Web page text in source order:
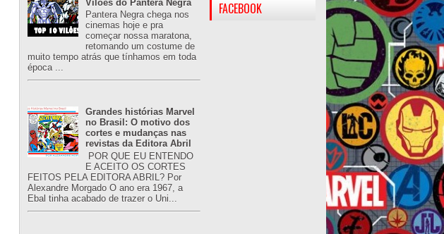
Vilões do Pantera Negra
Pantera Negra chega nos
cinemas hoje e pra
começar nossa maratona,
retomando um costume de
muito tempo atrás que tínhamos em toda
época ...
Grandes histórias Marvel
no Brasil: O motivo dos
cortes e mudanças nas
revistas da Editora Abril
POR QUE EU ENTENDO
E ACEITO OS CORTES
FEITOS PELA EDITORA ABRIL? Por
Alexandre Morgado O ano era 1967, a
Ebal tinha acabado de trazer o Uni...
FACEBOOK